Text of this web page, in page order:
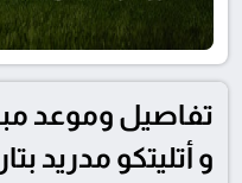
تفاصيل وموعد